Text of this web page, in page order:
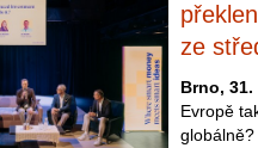
ze
Brno, 31.
Evropě